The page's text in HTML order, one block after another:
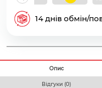
14 днів обмін/
Опис
Відгуки (0)